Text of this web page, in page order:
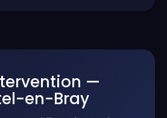
—
en-Bray